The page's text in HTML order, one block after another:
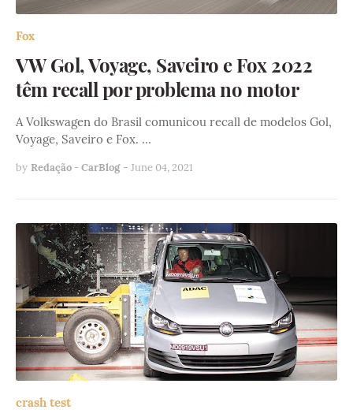
Fox
VW Gol, Voyage, Saveiro e Fox 2022
têm recall por problema no motor
A Volkswagen do Brasil comunicou recall de modelos Gol,
Voyage, Saveiro e Fox. …
by Redação - CarBlog - June 04, 2021
crash test